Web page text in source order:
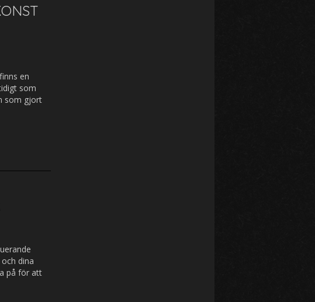
en
som
som gjort
dina
på för att